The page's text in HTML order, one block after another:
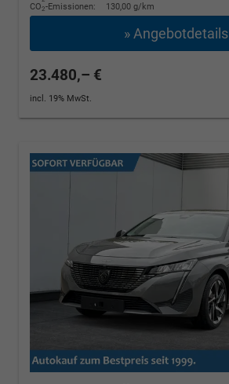
CO2-Emissionen: 130,00 g/km
» Angebotdetails
23.480,– €
incl. 19% MwSt.